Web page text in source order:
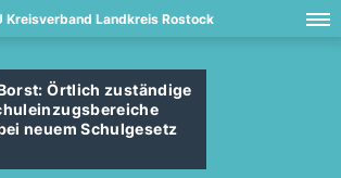
Kreisverband Landkreis Rostock
Örtlich zuständige
neuem Schulgesetz